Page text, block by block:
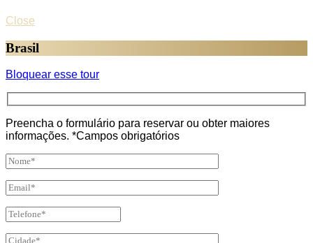
Close
Brasil
Bloquear esse tour
Preencha o formulário para reservar ou obter maiores
informações. *Campos obrigatórios